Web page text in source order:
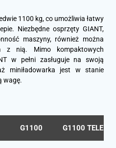
1100 kg, co umożliwia łatwy
Niezbędne osprzęty GIANT,
maszyny, również można
z nią. Mimo kompaktowych
w pełni zasługuje na swoją
miniładowarka jest w stanie
wagę.
G1100 G1100 TELE